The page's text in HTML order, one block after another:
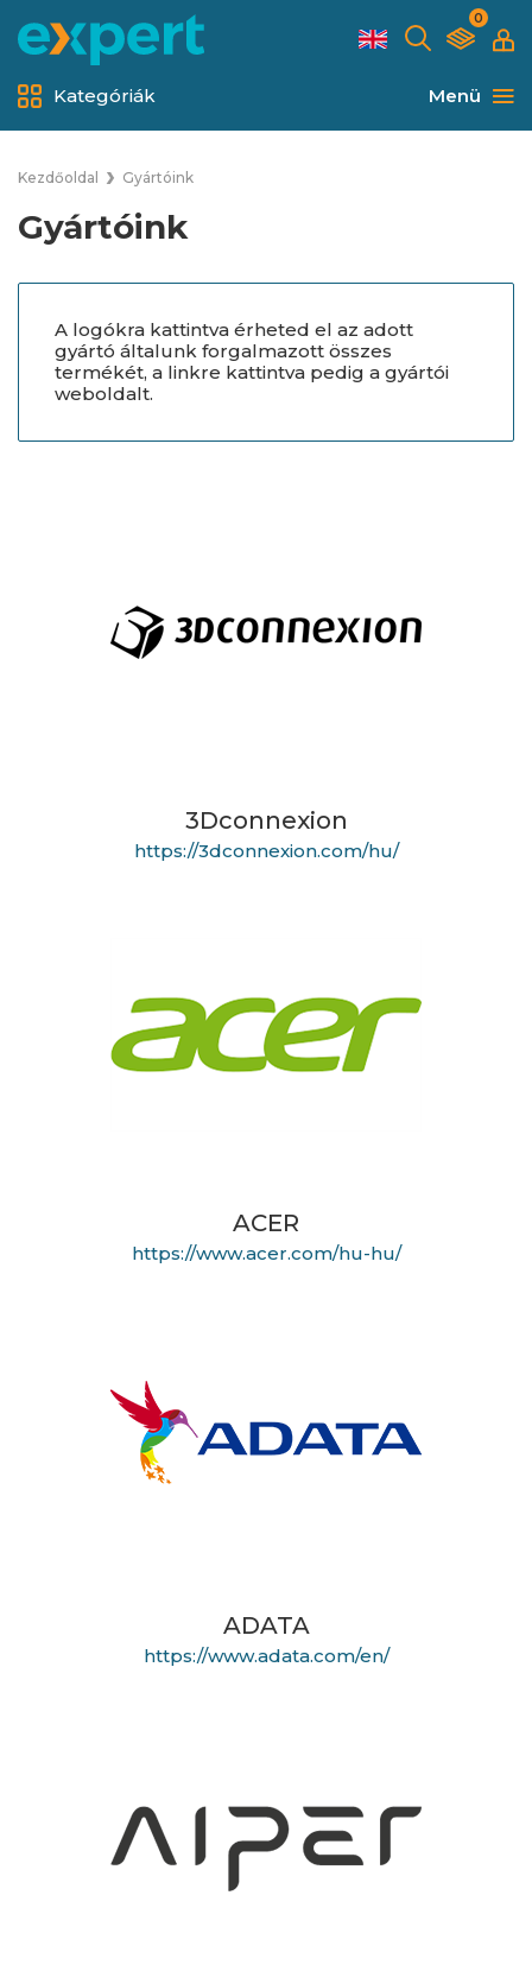
0
Menü
Kategóriák
Kezdőoldal Gyártóink
Gyártóink
A logókra kattintva érheted el az adott
gyártó általunk forgalmazott összes
termékét, a linkre kattintva pedig a gyártói
weboldalt.
3Dconnexion
https://3dconnexion.com/hu/
ACER
https://www.acer.com/hu-hu/
ADATA
https://www.adata.com/en/